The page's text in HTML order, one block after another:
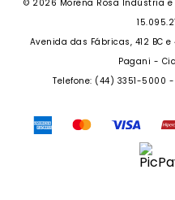
PERSONAL SHOPPER
RECLAME AQUI
© 2026 Morena Rosa Indústria e
Avenida das Fábricas, 412 BC
Pagani -
Telefone: (44) 3351-5000